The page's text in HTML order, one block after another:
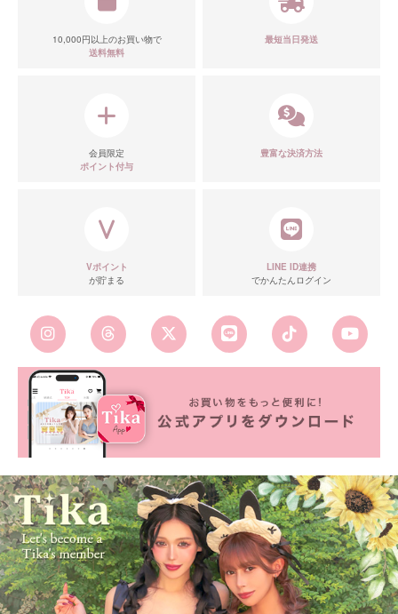
10,000円以上のお買い物で
送料無料
最短当日発送
会員限定
ポイント付与
豊富な決済方法
Vポイント
が貯まる
LINE ID連携
でかんたんログイン